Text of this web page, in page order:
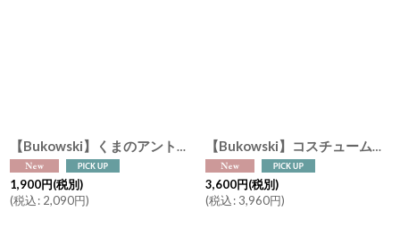
【Bukowski】くまのアントン レオナード バッグチャーム Lovely Anton & Leonard 10cm スウェーデンのぬいぐるみ ブコウスキー キーホルダー ハートの刺繍
1,900円(税別)
(税込: 2,090円)
【Bukowski】コスチューム 着ぐるみくま リスになりたいブルーニス ハリネズミになりたいフーバー Ziggy Brunis & Ziggy Huber 15cm スウェーデンのぬいぐるみ
3,600円(税別)
(税込: 3,960円)